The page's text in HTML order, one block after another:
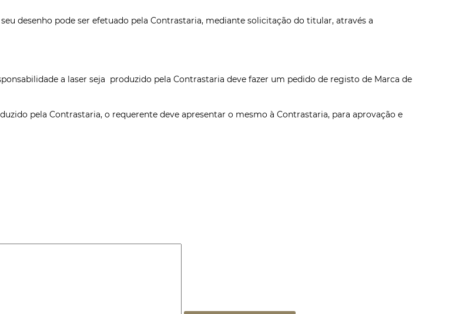
desenho pode ser efetuado pela Contrastaria, mediante solicitação do titular, através a
a laser seja produzido pela Contrastaria deve fazer um pedido de registo de Marca de
pela Contrastaria, o requerente deve apresentar o mesmo à Contrastaria, para aprovação e